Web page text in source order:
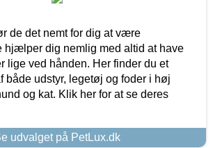
de det nemt for dig at være
hjælper dig nemlig med altid at have
lige ved hånden. Her finder du et
både udstyr, legetøj og foder i høj
og kat. Klik her for at se deres
udvalget på PetLux.dk